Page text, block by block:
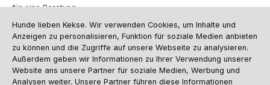
für eine Beratung.
Oder über unserKontaktformular.
Vertrag widerrufen
Hunde lieben Kekse. Wir verwenden Cookies, um Inhalte und
Anzeigen zu personalisieren, Funktion für soziale Medien anbieten
zu können und die Zugriffe auf unsere Webseite zu analysieren.
Außerdem geben wir Informationen zu Ihrer Verwendung unserer
Website ans unsere Partner für soziale Medien, Werbung und
Analysen weiter. Unsere Partner führen diese Informationen